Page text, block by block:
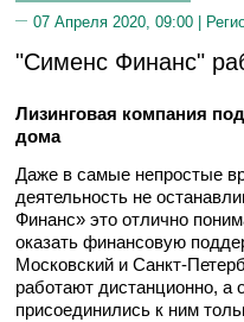
07 Апреля 2020, 09:00 |
"Сименс Финанс"
Лизинговая компания
дома
Даже в самые непростые
деятельность не
Финанс» это отлично
оказать финансовую
Московский и Санкт-
работают дистанционно, а
присоединились к ним